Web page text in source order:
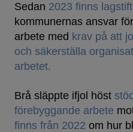
Sedan 2023 finns
kommunernas ansvar
arbete med krav på att
och säkerställa
arbetet.
Brå släppte ifjol höst
förebyggande arbete
finns från 2022 om hur